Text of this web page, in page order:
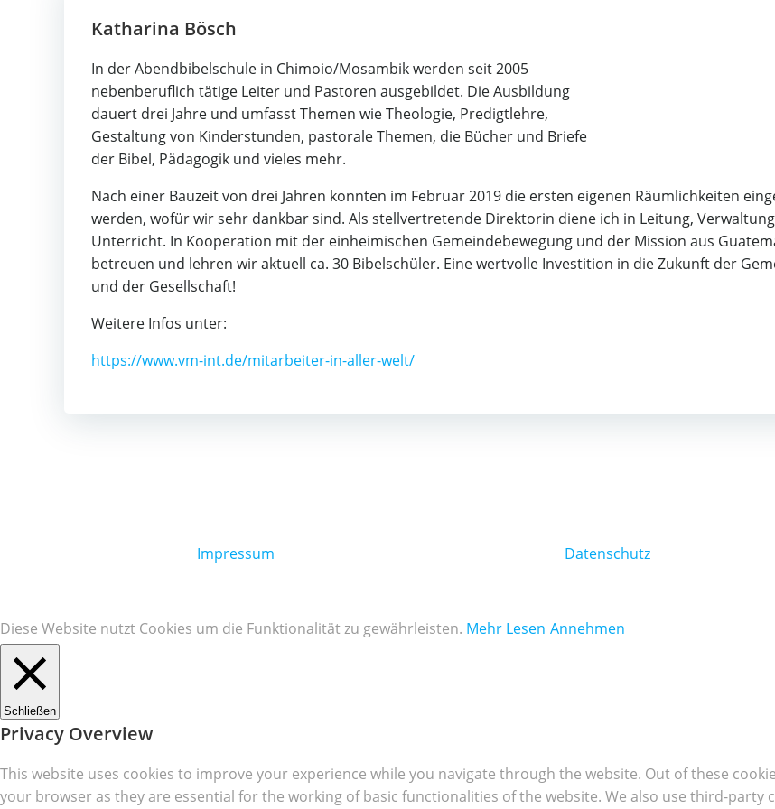
Katharina Bösch
In der Abendbibelschule in Chimoio/Mosambik werden seit 2005
nebenberuflich tätige Leiter und Pastoren ausgebildet. Die Ausbildung
dauert drei Jahre und umfasst Themen wie Theologie, Predigtlehre,
Gestaltung von Kinderstunden, pastorale Themen, die Bücher und Briefe
der Bibel, Pädagogik und vieles mehr.
Nach einer Bauzeit von drei Jahren konnten im Februar 2019 die ersten eigenen Räumlichkeiten
werden, wofür wir sehr dankbar sind. Als stellvertretende Direktorin diene ich in Leitung,
Unterricht. In Kooperation mit der einheimischen Gemeindebewegung und der Mission aus
betreuen und lehren wir aktuell ca. 30 Bibelschüler. Eine wertvolle Investition in die Zukunft der
und der Gesellschaft!
Weitere Infos unter:
https://www.vm-int.de/mitarbeiter-in-aller-welt/
Impressum Datenschutz
Diese Website nutzt Cookies um die Funktionalität zu gewährleisten. Mehr Lesen Annehmen
Schließen
Privacy Overview
This website uses cookies to improve your experience while you navigate through the website. Out of these
your browser as they are essential for the working of basic functionalities of the website. We also use third-